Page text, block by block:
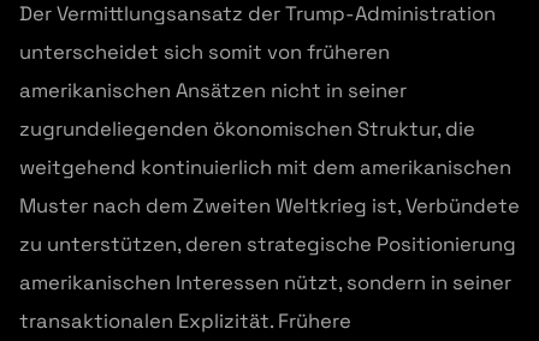
Der Vermittlungsansatz der Trump-Administration
unterscheidet sich somit von früheren
amerikanischen Ansätzen nicht in seiner
zugrundeliegenden ökonomischen Struktur, die
weitgehend kontinuierlich mit dem amerikanischen
Muster nach dem Zweiten Weltkrieg ist, Verbündete
zu unterstützen, deren strategische Positionierung
amerikanischen Interessen nützt, sondern in seiner
transaktionalen Explizität. Frühere